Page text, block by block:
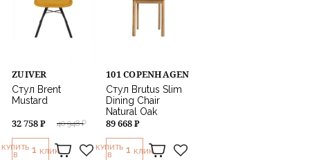
ZUIVER
Стул Brent
Mustard
40 948 ₽
32 758 ₽
КУПИТЬ
В
1 КЛИК
101 COPENHAGEN
Стул Brutus Slim
Dining Chair
Natural Oak
89 668 ₽
КУПИТЬ
В
1 КЛИК